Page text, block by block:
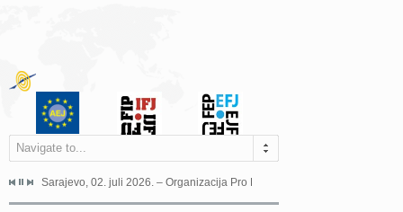
Navigate to...
Grada Sarajeva povodom Dana Sarajeva dugogodišnjoj...
Sarajevo, 02. juli 2026. – Organizacija Pro Educa juče je uspješno